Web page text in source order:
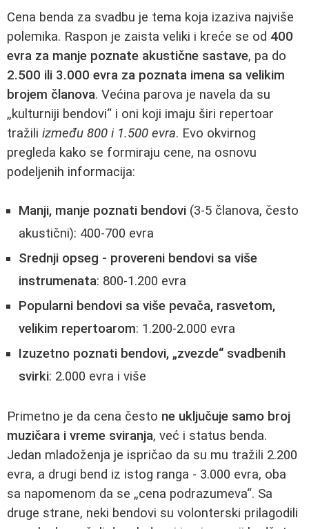
Cena benda za svadbu je tema koja izaziva najviše
polemika. Raspon je zaista veliki i kreće se od 400
evra za manje poznate akustične sastave, pa do
2.500 ili 3.000 evra za poznata imena sa velikim
brojem članova. Većina parova je navela da su
„kulturniji bendovi“ i oni koji imaju širi repertoar
tražili između 800 i 1.500 evra. Evo okvirnog
pregleda kako se formiraju cene, na osnovu
podeljenih informacija:
Manji, manje poznati bendovi (3-5 članova, često
akustični): 400-700 evra
Srednji opseg - provereni bendovi sa više
instrumenata: 800-1.200 evra
Popularni bendovi sa više pevača, rasvetom,
velikim repertoarom: 1.200-2.000 evra
Izuzetno poznati bendovi, „zvezde“ svadbenih
svirki: 2.000 evra i više
Primetno je da cena često ne uključuje samo broj
muzičara i vreme sviranja, već i status benda.
Jedan mladoženja je ispričao da su mu tražili 2.200
evra, a drugi bend iz istog ranga - 3.000 evra, oba
sa napomenom da se „cena podrazumeva“. Sa
druge strane, neki bendovi su volonterski prilagodili